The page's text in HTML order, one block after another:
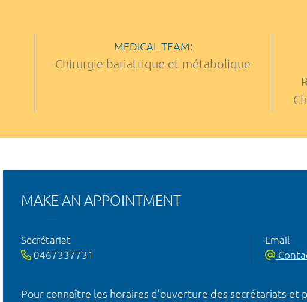
MEDICAL TEAM:
Chirurgie bariatrique et métabolique
MAKE AN APPOINTMENT
Secrétariat
0467337731
Email
Pour connaître les horaires d’ouverture des secrétariats et